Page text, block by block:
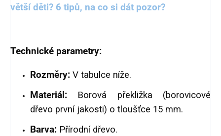
větší děti? 6 tipů, na co si dát pozor?
Technické parametry:
Rozměry: V tabulce níže.
Materiál: Borová překližka (borovicové
dřevo první jakosti) o tloušťce 15 mm.
Barva: Přírodní dřevo.